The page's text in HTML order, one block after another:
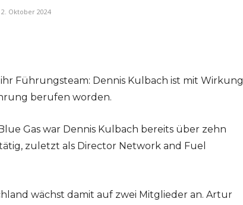
2. Oktober 2024
Führungsteam: Dennis Kulbach ist mit Wirkung
berufen worden.
Gas war Dennis Kulbach bereits über zehn
zuletzt als Director Network and Fuel
wächst damit auf zwei Mitglieder an. Artur